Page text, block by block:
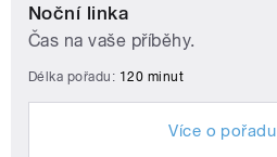
Noční linka
Čas na vaše příběhy.
Délka pořadu: 120 minut
Více o pořadu